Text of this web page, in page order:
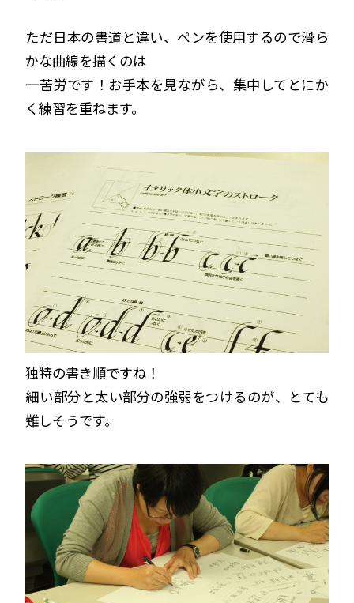
ただ日本の書道と違い、ペンを使用するので滑ら
かな曲線を描くのは
一苦労です！お手本を見ながら、集中してとにか
く練習を重ねます。
独特の書き順ですね！
細い部分と太い部分の強弱をつけるのが、とても
難しそうです。